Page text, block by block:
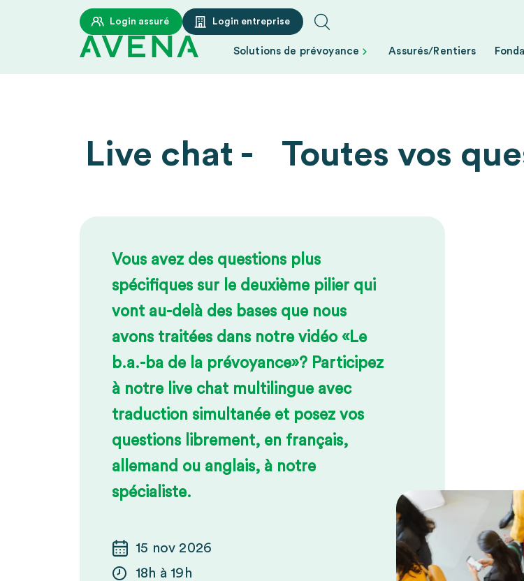
Aller au contenu principal
Login assuré Login entreprise
Solutions de prévoyance Assurés/Rentiers
Live chat - Toutes vos
Vous avez des questions plus
spécifiques sur le deuxième pilier qui
vont au-delà des bases que nous
avons traitées dans notre vidéo «Le
b.a.-ba de la prévoyance»? Participez
à notre live chat multilingue avec
traduction simultanée et posez vos
questions librement, en français,
allemand ou anglais, à notre
spécialiste.
15 nov 2026
18h à 19h